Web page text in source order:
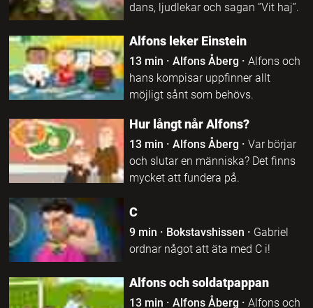
dans, ljudlekar och sagan ”Vit haj”.
Alfons leker Einstein
13 min · Alfons Åberg · Alfons och
hans kompisar uppfinner allt
möjligt sånt som behövs.
Hur långt når Alfons?
13 min · Alfons Åberg · Var börjar
och slutar en människa? Det finns
mycket att fundera på.
C
9 min · Bokstavshissen · Gabriel
ordnar något att äta med C i!
Alfons och soldatpappan
13 min · Alfons Åberg · Alfons och